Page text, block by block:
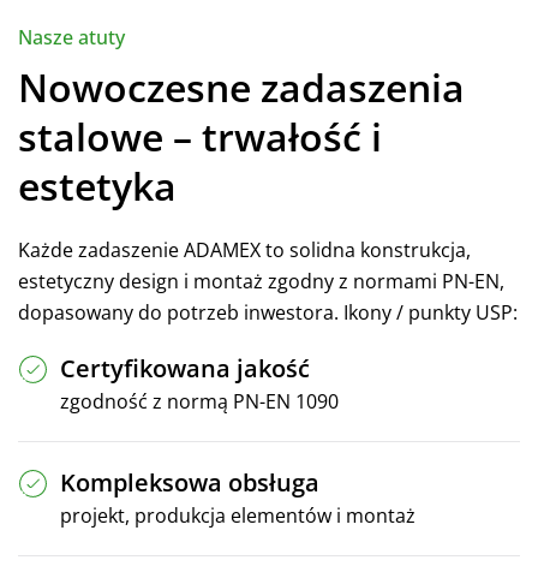
Nasze atuty
Nowoczesne zadaszenia
stalowe – trwałość i
estetyka
Każde zadaszenie ADAMEX to solidna konstrukcja,
estetyczny design i montaż zgodny z normami PN-EN,
dopasowany do potrzeb inwestora. Ikony / punkty USP:
Certyfikowana jakość
zgodność z normą PN-EN 1090
Kompleksowa obsługa
projekt, produkcja elementów i montaż